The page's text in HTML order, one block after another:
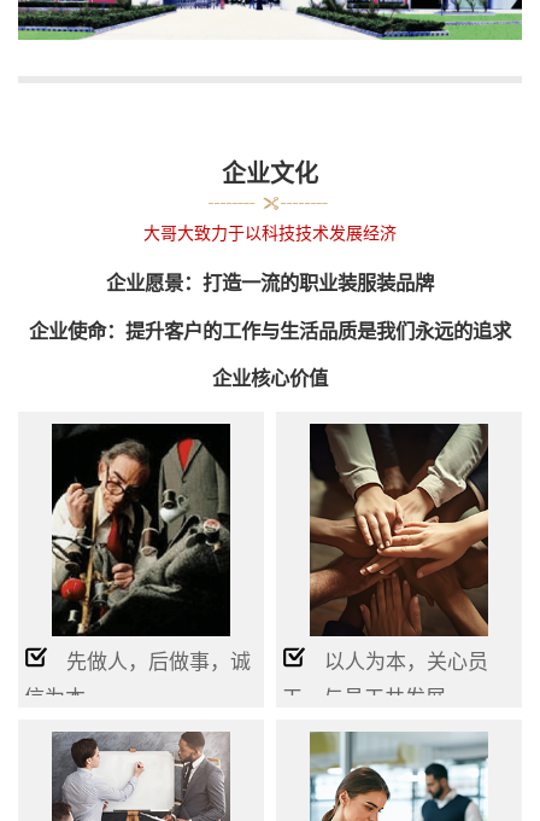
企业文化
大哥大致力于以科技技术发展经济
企业愿景：打造一流的职业装服装品牌
企业使命：提升客户的工作与生活品质是我们永远的追求
企业核心价值
先做人，后做事，诚
信为本
以人为本，关心员
工，与员工共发展